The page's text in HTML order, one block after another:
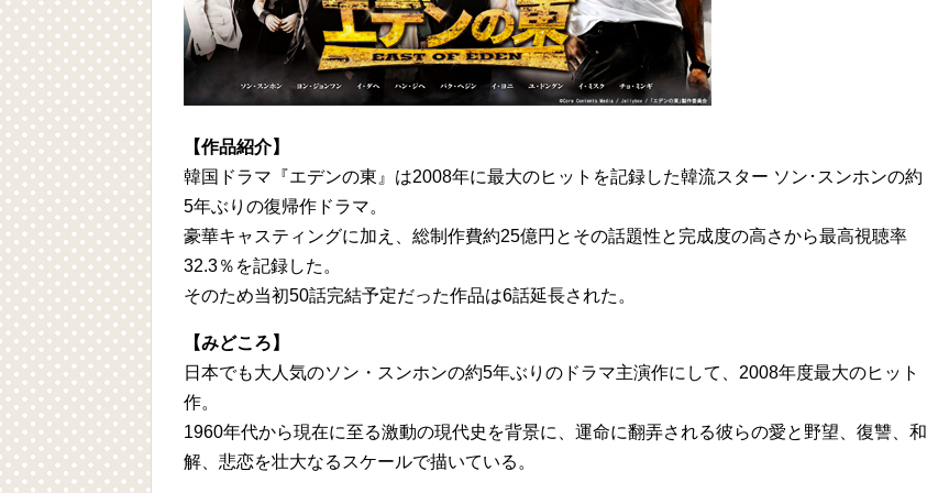
【作品紹介】
韓国ドラマ『エデンの東』は2008年に最大のヒットを記録した韓流スター ソン･スンホンの約
5年ぶりの復帰作ドラマ。
豪華キャスティングに加え、総制作費約25億円とその話題性と完成度の高さから最高視聴率
32.3％を記録した。
そのため当初50話完結予定だった作品は6話延長された。
【みどころ】
日本でも大人気のソン・スンホンの約5年ぶりのドラマ主演作にして、2008年度最大のヒット
作。
1960年代から現在に至る激動の現代史を背景に、運命に翻弄される彼らの愛と野望、復讐、和
解、悲恋を壮大なるスケールで描いている。